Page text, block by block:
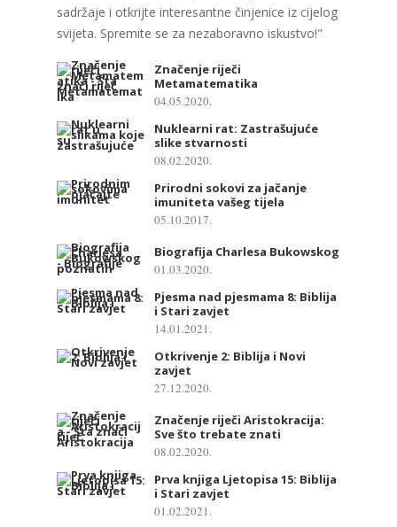
sadržaje i otkrijte interesantne činjenice iz cijelog
svijeta. Spremite se za nezaboravno iskustvo!"
Značenje riječi
Metamatematika
04.05.2020.
Nuklearni rat: Zastrašujuće
slike stvarnosti
08.02.2020.
Prirodni sokovi za jačanje
imuniteta vašeg tijela
05.10.2017.
Biografija Charlesa Bukowskog
01.03.2020.
Pjesma nad pjesmama 8: Biblija
i Stari zavjet
14.01.2021.
Otkrivenje 2: Biblija i Novi
zavjet
27.12.2020.
Značenje riječi Aristokracija:
Sve što trebate znati
08.02.2020.
Prva knjiga Ljetopisa 15: Biblija
i Stari zavjet
01.02.2021.